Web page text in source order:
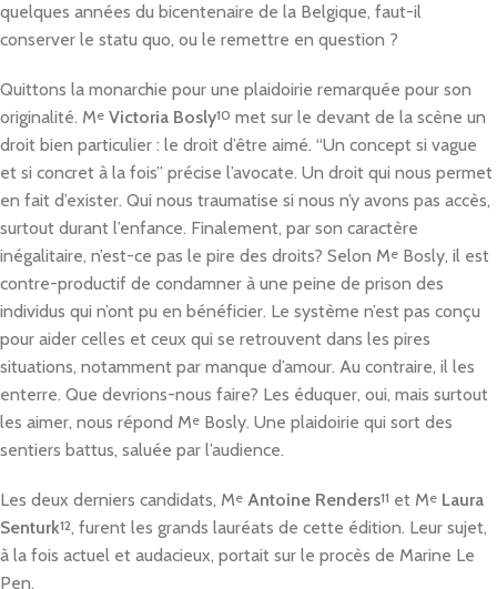
quelques années du bicentenaire de la Belgique, faut-il
conserver le statu quo, ou le remettre en question ?
Quittons la monarchie pour une plaidoirie remarquée pour son
originalité. Me Victoria Bosly10 met sur le devant de la scène un
droit bien particulier : le droit d’être aimé. “Un concept si vague
et si concret à la fois” précise l’avocate. Un droit qui nous permet
en fait d’exister. Qui nous traumatise si nous n’y avons pas accès,
surtout durant l’enfance. Finalement, par son caractère
inégalitaire, n’est-ce pas le pire des droits? Selon Me Bosly, il est
contre-productif de condamner à une peine de prison des
individus qui n’ont pu en bénéficier. Le système n’est pas conçu
pour aider celles et ceux qui se retrouvent dans les pires
situations, notamment par manque d’amour. Au contraire, il les
enterre. Que devrions-nous faire? Les éduquer, oui, mais surtout
les aimer, nous répond Me Bosly. Une plaidoirie qui sort des
sentiers battus, saluée par l’audience.
Les deux derniers candidats, Me Antoine Renders11 et Me Laura
Senturk12, furent les grands lauréats de cette édition. Leur sujet,
à la fois actuel et audacieux, portait sur le procès de Marine Le
Pen.